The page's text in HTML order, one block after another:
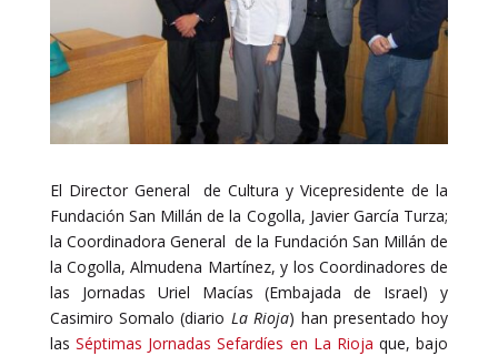
El Director General de Cultura y Vicepresidente de la
Fundación San Millán de la Cogolla, Javier García Turza;
la Coordinadora General de la Fundación San Millán de
la Cogolla, Almudena Martínez, y los Coordinadores de
las Jornadas Uriel Macías (Embajada de Israel) y
Casimiro Somalo (diario La Rioja) han presentado hoy
las Séptimas Jornadas Sefardíes en La Rioja que, bajo